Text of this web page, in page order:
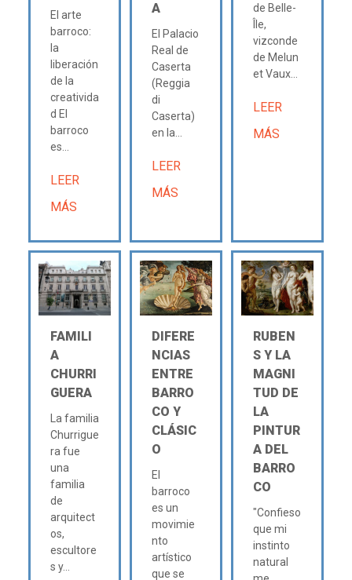
El arte
barroco:
la
liberación
de la
creativida
d El
barroco
es...
LEER
MÁS
A
El Palacio
Real de
Caserta
(Reggia
di
Caserta)
en la...
LEER
MÁS
de Belle-
Île,
vizconde
de Melun
et Vaux...
LEER
MÁS
FAMILI
A
CHURRI
GUERA
La familia
Churrigue
ra fue
una
familia
de
arquitect
os,
escultore
s y...
DIFERE
NCIAS
ENTRE
BARRO
CO Y
CLÁSIC
O
El
barroco
es un
movimie
nto
artístico
que se
RUBEN
S Y LA
MAGNI
TUD DE
LA
PINTUR
A DEL
BARRO
CO
"Confieso
que mi
instinto
natural